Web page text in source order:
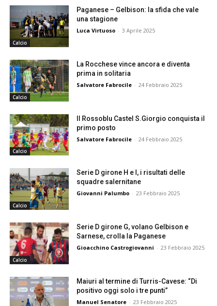
Calcio
Paganese – Gelbison: la sfida che vale
una stagione
Luca Virtuoso - 3 Aprile 2025
Calcio
La Rocchese vince ancora e diventa
prima in solitaria
Salvatore Fabrocile - 24 Febbraio 2025
Calcio
Il Rossoblu Castel S.Giorgio conquista il
primo posto
Salvatore Fabrocile - 24 Febbraio 2025
Calcio
Serie D girone H e I, i risultati delle
squadre salernitane
Giovanni Palumbo - 23 Febbraio 2025
Calcio
Serie D girone G, volano Gelbison e
Sarnese, crolla la Paganese
Gioacchino Castrogiovanni - 23 Febbraio 2025
Maiuri al termine di Turris-Cavese: “Di
positivo oggi solo i tre punti”
Manuel Senatore - 23 Febbraio 2025